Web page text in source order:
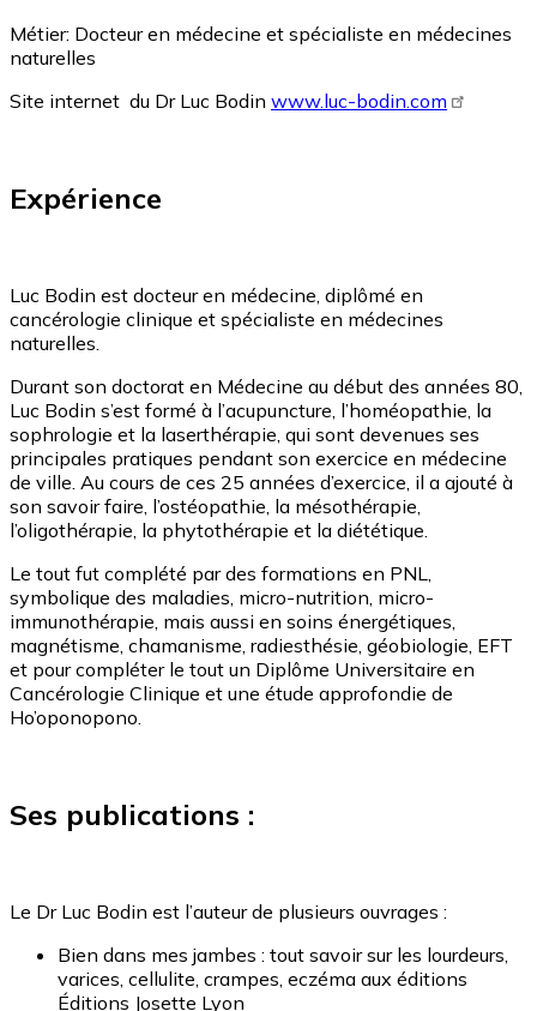
Métier: Docteur en médecine et spécialiste en médecines
naturelles
Site internet du Dr Luc Bodin www.luc-bodin.com
Expérience
Luc Bodin est docteur en médecine, diplômé en
cancérologie clinique et spécialiste en médecines
naturelles.
Durant son doctorat en Médecine au début des années 80,
Luc Bodin s’est formé à l’acupuncture, l’homéopathie, la
sophrologie et la laserthérapie, qui sont devenues ses
principales pratiques pendant son exercice en médecine
de ville. Au cours de ces 25 années d’exercice, il a ajouté à
son savoir faire, l’ostéopathie, la mésothérapie,
l’oligothérapie, la phytothérapie et la diététique.
Le tout fut complété par des formations en PNL,
symbolique des maladies, micro-nutrition, micro-
immunothérapie, mais aussi en soins énergétiques,
magnétisme, chamanisme, radiesthésie, géobiologie, EFT
et pour compléter le tout un Diplôme Universitaire en
Cancérologie Clinique et une étude approfondie de
Ho’oponopono.
Ses publications :
Le Dr Luc Bodin est l’auteur de plusieurs ouvrages :
Bien dans mes jambes : tout savoir sur les lourdeurs,
varices, cellulite, crampes, eczéma aux éditions
Éditions Josette Lyon